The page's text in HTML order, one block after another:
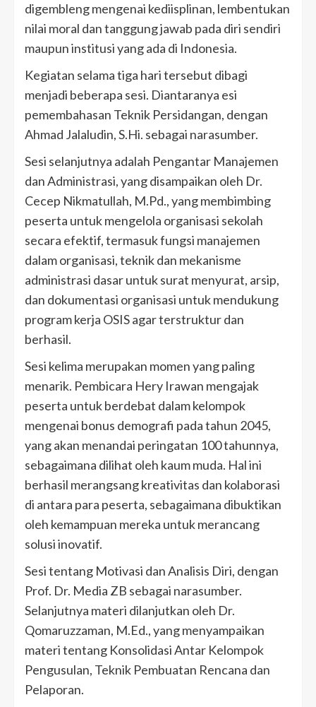
digembleng mengenai kediisplinan, lembentukan
nilai moral dan tanggung jawab pada diri sendiri
maupun institusi yang ada di Indonesia.
Kegiatan selama tiga hari tersebut dibagi
menjadi beberapa sesi. Diantaranya esi
pemembahasan Teknik Persidangan, dengan
Ahmad Jalaludin, S.Hi. sebagai narasumber.
Sesi selanjutnya adalah Pengantar Manajemen
dan Administrasi, yang disampaikan oleh Dr.
Cecep Nikmatullah, M.Pd., yang membimbing
peserta untuk mengelola organisasi sekolah
secara efektif, termasuk fungsi manajemen
dalam organisasi, teknik dan mekanisme
administrasi dasar untuk surat menyurat, arsip,
dan dokumentasi organisasi untuk mendukung
program kerja OSIS agar terstruktur dan
berhasil.
Sesi kelima merupakan momen yang paling
menarik. Pembicara Hery Irawan mengajak
peserta untuk berdebat dalam kelompok
mengenai bonus demografi pada tahun 2045,
yang akan menandai peringatan 100 tahunnya,
sebagaimana dilihat oleh kaum muda. Hal ini
berhasil merangsang kreativitas dan kolaborasi
di antara para peserta, sebagaimana dibuktikan
oleh kemampuan mereka untuk merancang
solusi inovatif.
Sesi tentang Motivasi dan Analisis Diri, dengan
Prof. Dr. Media ZB sebagai narasumber.
Selanjutnya materi dilanjutkan oleh Dr.
Qomaruzzaman, M.Ed., yang menyampaikan
materi tentang Konsolidasi Antar Kelompok
Pengusulan, Teknik Pembuatan Rencana dan
Pelaporan.